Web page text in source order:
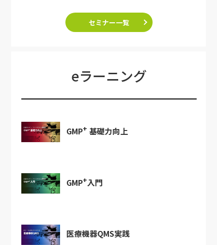
セミナー一覧
eラーニング
GMP+ 基礎力向上
GMP+入門
医療機器QMS実践